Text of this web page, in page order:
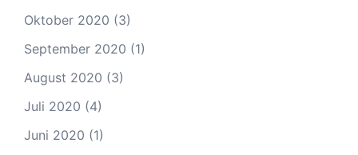
Oktober 2020 (3)
September 2020 (1)
August 2020 (3)
Juli 2020 (4)
Juni 2020 (1)